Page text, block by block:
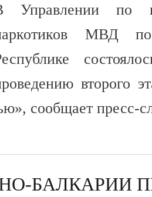
Управлении по
МВД по
второго
сообщает
БАЛКАРИИ